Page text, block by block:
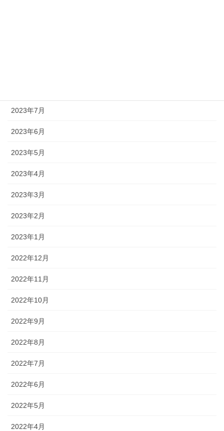
2023年7月
2023年6月
2023年5月
2023年4月
2023年3月
2023年2月
2023年1月
2022年12月
2022年11月
2022年10月
2022年9月
2022年8月
2022年7月
2022年6月
2022年5月
2022年4月